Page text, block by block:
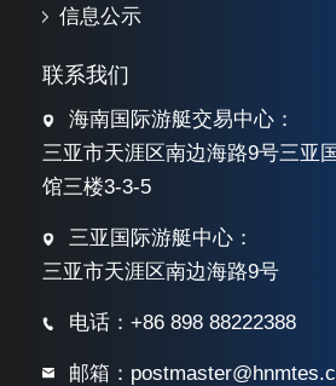
信息公示
联系我们
海南国际游艇交易中心：
三亚市天涯区南边海路9号三亚
馆三楼3-3-5
三亚国际游艇中心：
三亚市天涯区南边海路9号
电话：+86 898 88222388
邮箱：